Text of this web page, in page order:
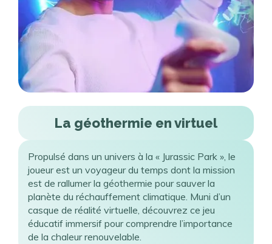
La géothermie en virtuel
Propulsé dans un univers à la « Jurassic Park », le
joueur est un voyageur du temps dont la mission
est de rallumer la géothermie pour sauver la
planète du réchauffement climatique. Muni d’un
casque de réalité virtuelle, découvrez ce jeu
éducatif immersif pour comprendre l’importance
de la chaleur renouvelable.